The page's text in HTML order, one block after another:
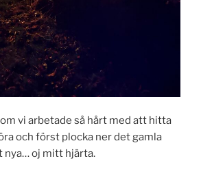
vi arbetade så hårt med att hitta
och först plocka ner det gamla
nya… oj mitt hjärta.